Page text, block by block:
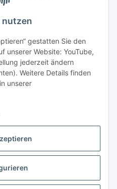
nutzen
gestatten Sie den
unserer Website: YouTube,
jederzeit ändern
Weitere Details finden
unserer